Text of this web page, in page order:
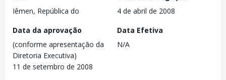
Iêmen, República do
4 de abril de 2008
Data da aprovação
(conforme apresentação da
Diretoria Executiva)
11 de setembro de 2008
Data Efetiva
N/A